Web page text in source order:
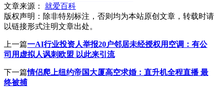
文章来源：
就爱百科
版权声明： 除非特别标注，否则均为本站原创文章，转载时请
以链接形式注明文章出处。
上一篇一AI行业投资人举报20户邻居未经授权用空调：有公
司用虚拟人讽刺欧盟 以此来引流
下一篇情侣爬上纽约帝国大厦高空求婚：直升机全程直播 最
终被捕